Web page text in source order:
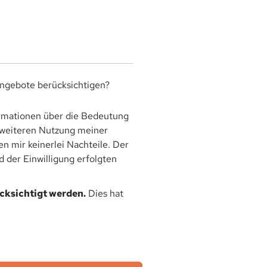
berücksichtigen?
über die Bedeutung
Nutzung meiner
mir keinerlei Nachteile. Der
der Einwilligung erfolgten
werden.Dies hat